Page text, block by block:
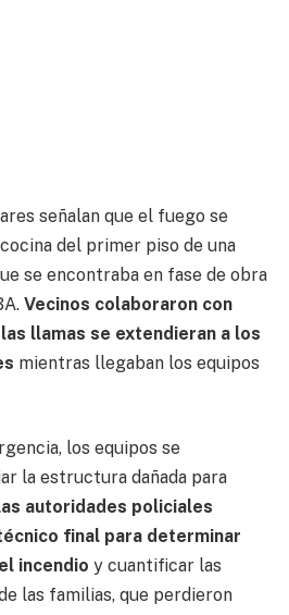
señalan que el fuego se
del primer piso de una
se encontraba en fase de obra
Vecinos colaboraron con
llamas se extendieran a los
mientras llegaban los equipos
los equipos se
la estructura dañada para
autoridades policiales
final para determinar
incendio y cuantificar las
las familias, que perdieron